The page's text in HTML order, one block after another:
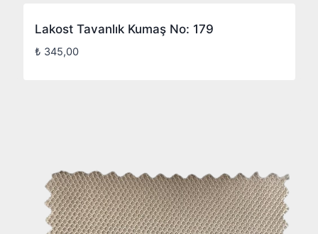
Lakost Tavanlık Kumaş No: 179
₺ 345,00